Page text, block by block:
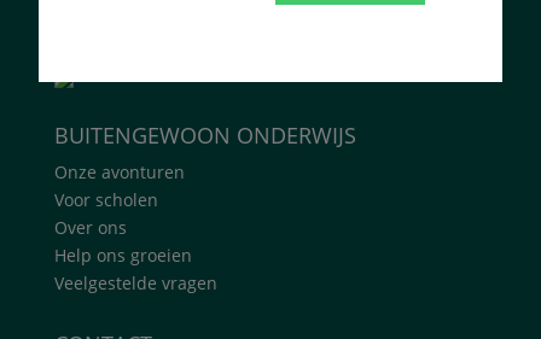
BUITENGEWOON ONDERWIJS
Onze avonturen
Voor scholen
Over ons
Help ons groeien
Veelgestelde vragen